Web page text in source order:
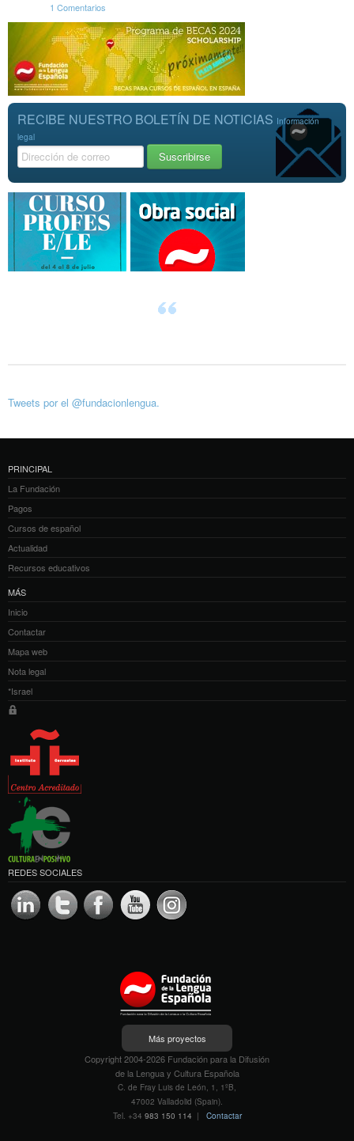
1 Comentarios
RECIBE NUESTRO BOLETÍN DE NOTICIAS Información
legal
Tweets por el @fundacionlengua.
PRINCIPAL
La Fundación
Pagos
Cursos de español
Actualidad
Recursos educativos
MÁS
Inicio
Contactar
Mapa web
Nota legal
*Israel
REDES SOCIALES
Más proyectos
Copyright 2004-2026 Fundación para la Difusión
de la Lengua y Cultura Española
C. de Fray Luis de León, 1, 1ºB,
47002 Valladolid (Spain).
Tel. +34 983 150 114 | Contactar